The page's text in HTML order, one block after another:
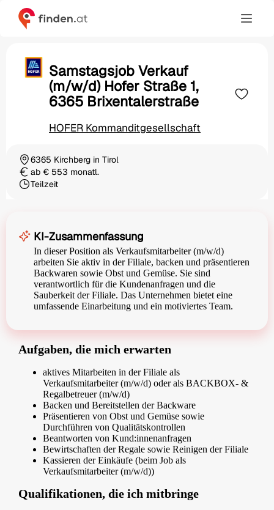
Samstagsjob Verkauf
(m/w/d) Hofer Straße 1,
6365 Brixentalerstraße
HOFER Kommanditgesellschaft
Ortschaft
6365 Kirchberg in Tirol
Gehaltab € 553 monatl.
Beschäftigungsart
Teilzeit
KI-Zusammenfassung
In dieser Position als Verkaufsmitarbeiter (m/w/d)
arbeiten Sie aktiv in der Filiale, backen und präsentieren
Backwaren sowie Obst und Gemüse. Sie sind
verantwortlich für die Kundenanfragen und die
Sauberkeit der Filiale. Das Unternehmen bietet eine
umfassende Einarbeitung und ein motiviertes Team.
Aufgaben, die mich erwarten
aktives Mitarbeiten in der Filiale als
Verkaufsmitarbeiter (m/w/d) oder als BACKBOX- &
Regalbetreuer (m/w/d)
Backen und Bereitstellen der Backware
Präsentieren von Obst und Gemüse sowie
Durchführen von Qualitätskontrollen
Beantworten von Kund:innenanfragen
Bewirtschaften der Regale sowie Reinigen der Filiale
Kassieren der Einkäufe (beim Job als
Verkaufsmitarbeiter (m/w/d))
Qualifikationen, die ich mitbringe